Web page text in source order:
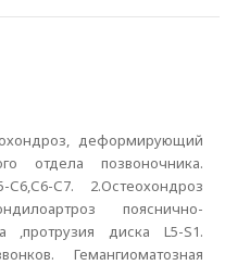
деформирующий
отдела позвоночника.
С7. 2.Остеохондроз
пояснично-
,протрузия диска L5-S1.
Гемангиоматозная